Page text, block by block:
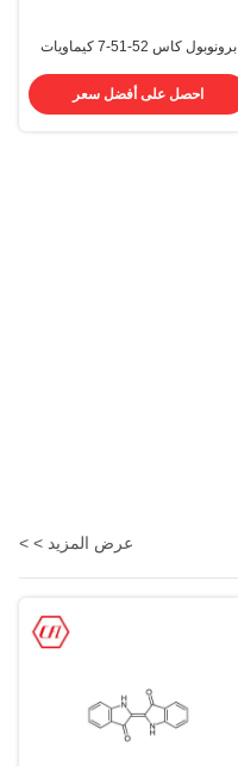
برونوبول كاس 52-51-7 كيماويات
كيماويات مستحضرات التجميل
احصل على أفضل سعر
عرض المزيد > >